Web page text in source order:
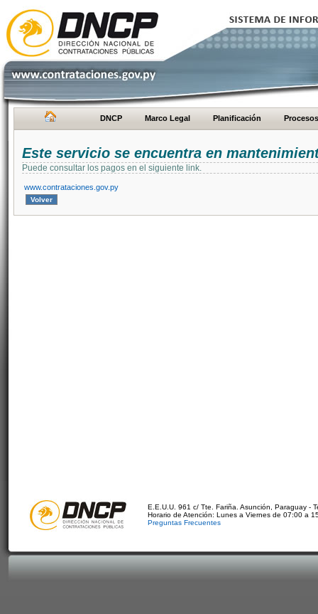
DNCP Marco Legal Planificación Procesos
Este servicio se encuentra en
Puede consultar los pagos en el siguiente link.
www.contrataciones.gov.py
E.E.U.U. 961 c/ Tte. Fariña. Asunción, Paraguay -
Horario de Atención: Lunes a Viernes de 07:00 a
Preguntas Frecuentes